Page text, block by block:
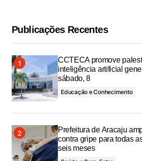
Publicações Recentes
CCTECA promove
inteligência artificial
sábado, 8
Educação e Conhecimento
Prefeitura de Aracaju
contra gripe para todas
seis meses